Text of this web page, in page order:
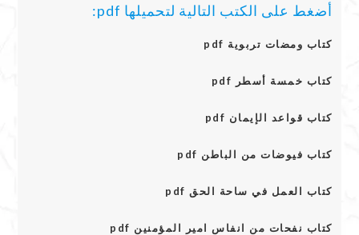
أضغط على الكتب التالية لتحميلها pdf:
كتاب ومضات تربوية pdf
كتاب خمسة أسطر pdf
كتاب قواعد الإيمان pdf
كتاب فيوضات من الباطن pdf
كتاب العمل في ساحة الحق pdf
كتاب نفحات من انفاس امير المؤمنين pdf